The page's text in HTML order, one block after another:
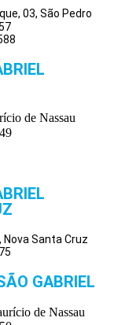
03, São Pedro
de Nassau
Nova Santa Cruz
GABRIEL
de Nassau